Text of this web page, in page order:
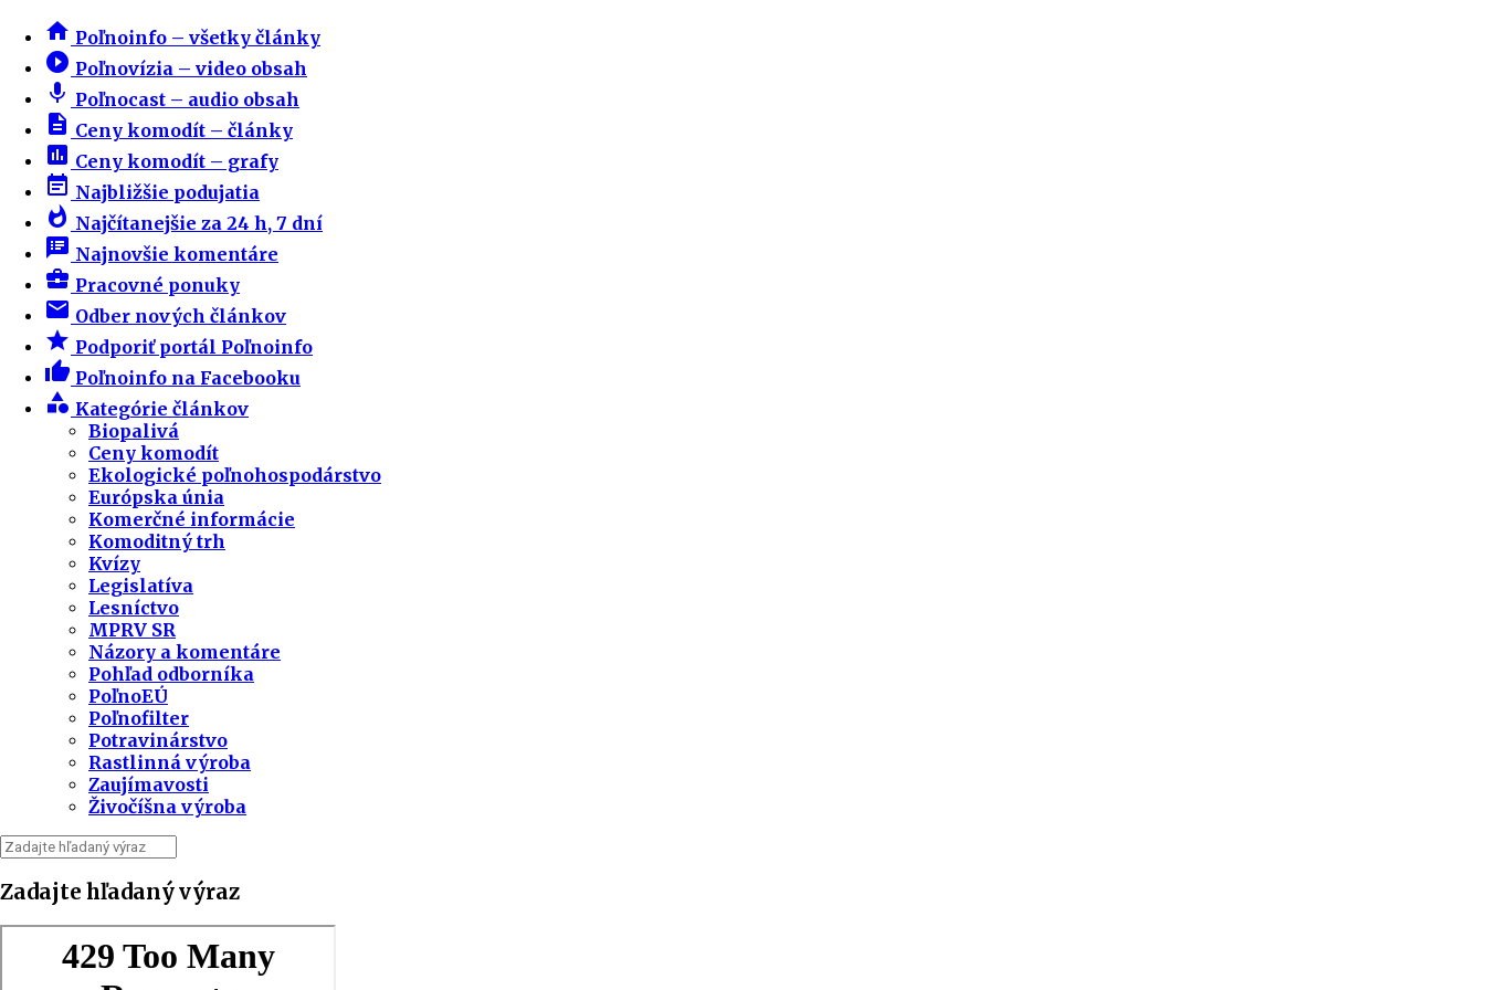
home Poľnoinfo – všetky články
play_circle_filled Poľnovízia – video obsah
mic Poľnocast – audio obsah
description Ceny komodít – články
insert_chart Ceny komodít – grafy
event_note Najbližšie podujatia
whatshot Najčítanejšie za 24 h, 7 dní
speaker_notes Najnovšie komentáre
business_center Pracovné ponuky
email Odber nových článkov
star Podporiť portál Poľnoinfo
thumb_up Poľnoinfo na Facebooku
category Kategórie článkov
Biopalivá
Ceny komodít
Ekologické poľnohospodárstvo
Európska únia
Komerčné informácie
Komoditný trh
Kvízy
Legislatíva
Lesníctvo
MPRV SR
Názory a komentáre
Pohľad odborníka
PoľnoEÚ
Poľnofilter
Potravinárstvo
Rastlinná výroba
Zaujímavosti
Živočíšna výroba
Zadajte hľadaný výraz